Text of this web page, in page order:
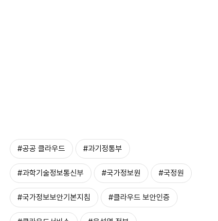
#공공 클라우드 #과기정통부
#과학기술정보통신부 #국가정보원 #국정원
#국가정보보안기본지침 #클라우드 보안인증